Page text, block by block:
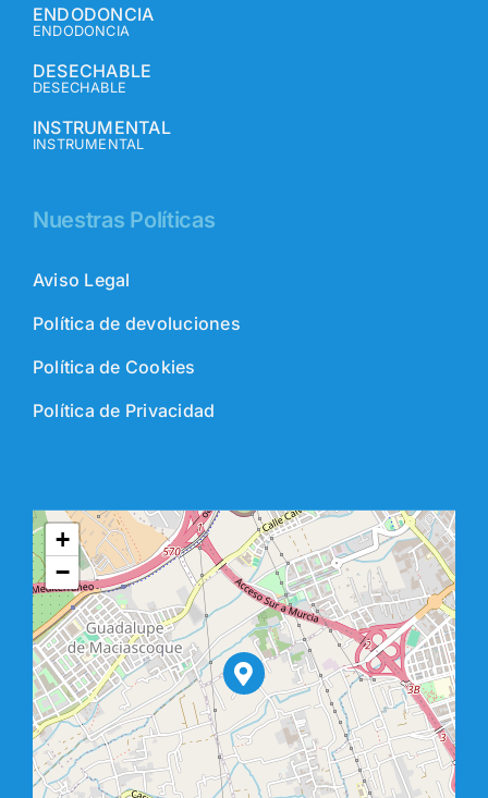
ENDODONCIA
ENDODONCIA
DESECHABLE
DESECHABLE
INSTRUMENTAL
INSTRUMENTAL
Nuestras Políticas
Aviso Legal
Política de devoluciones
Política de Cookies
Política de Privacidad
+
−